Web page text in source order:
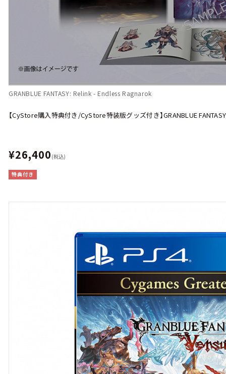
GRANBLUE FANTASY: Relink - Endless Ragnarok
【CyStore購入特典付き/CyStore特装版グッズ付き】GRANBLUE
¥26,400 (税込)
特典付き